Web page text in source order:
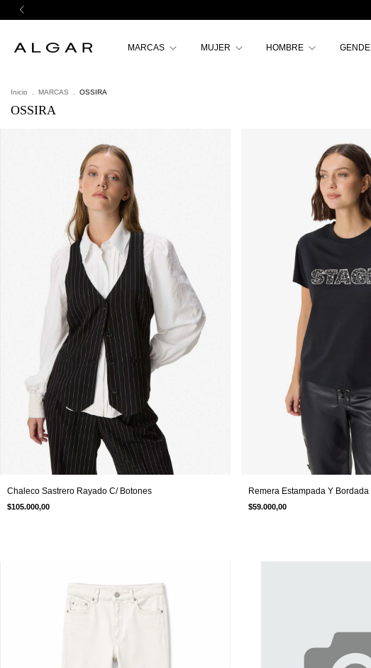
MARCAS MUJER HOMBRE
Inicio MARCAS OSSIRA
OSSIRA
Chaleco Sastrero Rayado C/ Botones
$105.000,00
Remera Estampada Y Bordada
$59.000,00